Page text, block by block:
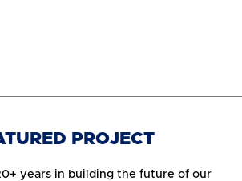
PROJECT
years in building the future of our